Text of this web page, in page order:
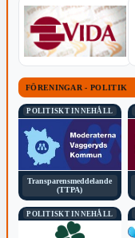
FÖRENINGAR - POLITIK
POLITISKT INNEHÅLL
Transparensmeddelande
(TTPA)
POLITISKT INNEHÅLL